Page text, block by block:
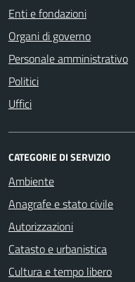
Enti e fondazioni
Organi di governo
Personale amministrativo
Politici
Uffici
CATEGORIE DI SERVIZIO
Ambiente
Anagrafe e stato civile
Autorizzazioni
Catasto e urbanistica
Cultura e tempo libero